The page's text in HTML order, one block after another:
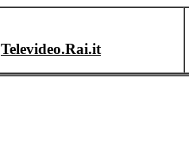
Televideo.Rai.it